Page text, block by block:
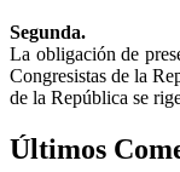
Segunda.
La obligación de
Congresistas de la
de la República se
Últimos